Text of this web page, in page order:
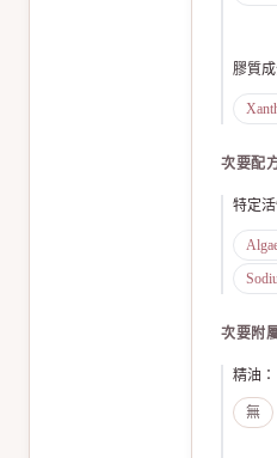
膠質
次要配
特定
次要附
精油 ：
無